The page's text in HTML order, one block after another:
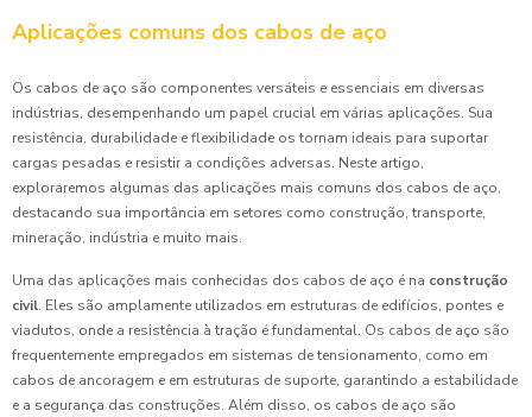
Aplicações comuns dos cabos de aço
Os cabos de aço são componentes versáteis e essenciais em diversas
indústrias, desempenhando um papel crucial em várias aplicações. Sua
resistência, durabilidade e flexibilidade os tornam ideais para suportar
cargas pesadas e resistir a condições adversas. Neste artigo,
exploraremos algumas das aplicações mais comuns dos cabos de aço,
destacando sua importância em setores como construção, transporte,
mineração, indústria e muito mais.
Uma das aplicações mais conhecidas dos cabos de aço é na construção
civil. Eles são amplamente utilizados em estruturas de edifícios, pontes e
viadutos, onde a resistência à tração é fundamental. Os cabos de aço são
frequentemente empregados em sistemas de tensionamento, como em
cabos de ancoragem e em estruturas de suporte, garantindo a estabilidade
e a segurança das construções. Além disso, os cabos de aço são